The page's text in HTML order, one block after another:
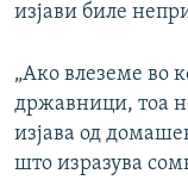
изјави биле
„Ако влеземе во
државници, тоа
изјава од
што изразува